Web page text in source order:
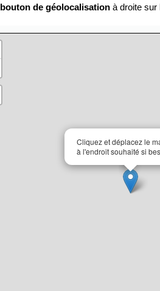
bouton de géolocalisation à droite sur
Cliquez et déplacez le
à l'endroit souhaité si